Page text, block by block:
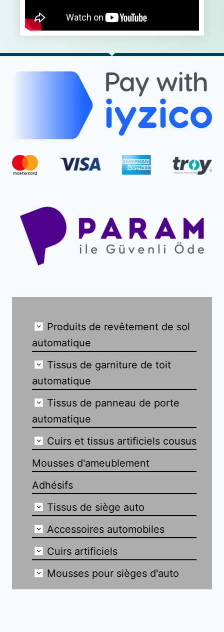
Produits de revêtement de sol
automatique
Tissus de garniture de toit
automatique
Tissus de panneau de porte
automatique
Cuirs et tissus artificiels cousus
Mousses d'ameublement
Adhésifs
Tissus de siège auto
Accessoires automobiles
Cuirs artificiels
Mousses pour sièges d'auto